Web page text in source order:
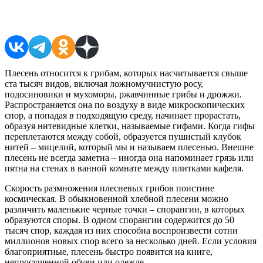
Плесень относится к грибам, которых насчитывается свыше
ста тысяч видов, включая ложномучнистую росу,
подосиновики и мухоморы, ржавчинные грибы и дрожжи.
Распространяется она по воздуху в виде микроскопических
спор, а попадая в подходящую среду, начинает прорастать,
образуя нитевидные клетки, называемые гифами. Когда гифы
переплетаются между собой, образуется пушистый клубок
нитей – мицелий, который мы и называем плесенью. Внешне
плесень не всегда заметна – иногда она напоминает грязь или
пятна на стенах в ванной комнате между плитками кафеля.
Скорость размножения плесневых грибов поистине
космическая. В обыкновенной хлебной плесени можно
различить маленькие черные точки – спорангии, в которых
образуются споры. В одном спорангии содержится до 50
тысяч спор, каждая из них способна воспроизвести сотни
миллионов новых спор всего за несколько дней. Если условия
благоприятные, плесень быстро появится на книге,